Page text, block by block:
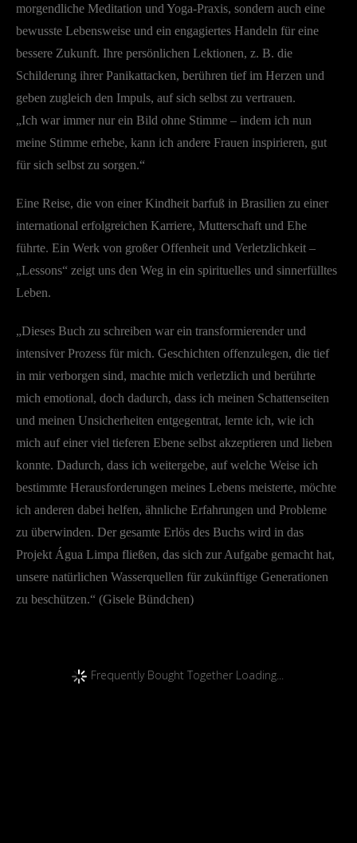
morgendliche Meditation und Yoga-Praxis, sondern auch eine
bewusste Lebensweise und ein engagiertes Handeln für eine
bessere Zukunft. Ihre persönlichen Lektionen, z. B. die
Schilderung ihrer Panikattacken, berühren tief im Herzen und
geben zugleich den Impuls, auf sich selbst zu vertrauen.
„Ich war immer nur ein Bild ohne Stimme – indem ich nun
meine Stimme erhebe, kann ich andere Frauen inspirieren, gut
für sich selbst zu sorgen.“
Eine Reise, die von einer Kindheit barfuß in Brasilien zu einer
international erfolgreichen Karriere, Mutterschaft und Ehe
führte. Ein Werk von großer Offenheit und Verletzlichkeit –
„Lessons“ zeigt uns den Weg in ein spirituelles und sinnerfülltes
Leben.
„Dieses Buch zu schreiben war ein transformierender und
intensiver Prozess für mich. Geschichten offenzulegen, die tief
in mir verborgen sind, machte mich verletzlich und berührte
mich emotional, doch dadurch, dass ich meinen Schattenseiten
und meinen Unsicherheiten entgegentrat, lernte ich, wie ich
mich auf einer viel tieferen Ebene selbst akzeptieren und lieben
konnte. Dadurch, dass ich weitergebe, auf welche Weise ich
bestimmte Herausforderungen meines Lebens meisterte, möchte
ich anderen dabei helfen, ähnliche Erfahrungen und Probleme
zu überwinden. Der gesamte Erlös des Buchs wird in das
Projekt Água Limpa fließen, das sich zur Aufgabe gemacht hat,
unsere natürlichen Wasserquellen für zukünftige Generationen
zu beschützen.“ (Gisele Bündchen)
Frequently Bought Together Loading...